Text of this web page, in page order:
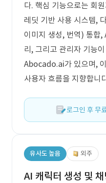
다. 핵심 기능으로는 회
레딧 기반 사용 시스템,
이미지 생성, 번역) 통합,
리, 그리고 관리자 기능
Abocado.ai가 있으며,
사용자 흐름을 지향합니
로그인 후 무
유사도 높음 외주
AI 캐릭터 생성 및